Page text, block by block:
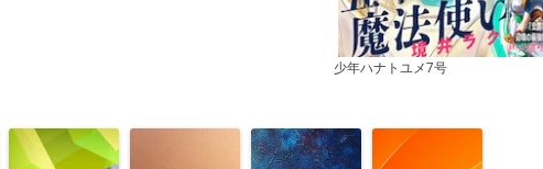
少年ハナトユメ7号